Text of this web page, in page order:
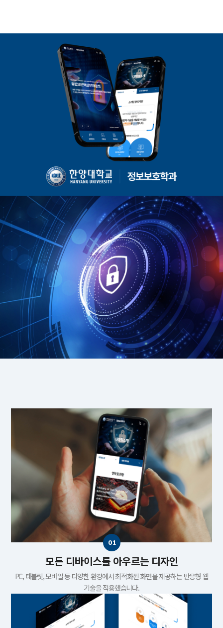
모든 디바이스를 아우르는 디자인
PC, 태블릿, 모바일 등 다양한 환경에서 최적화된 화면을 제공하는 반응형 웹
기술을 적용했습니다.